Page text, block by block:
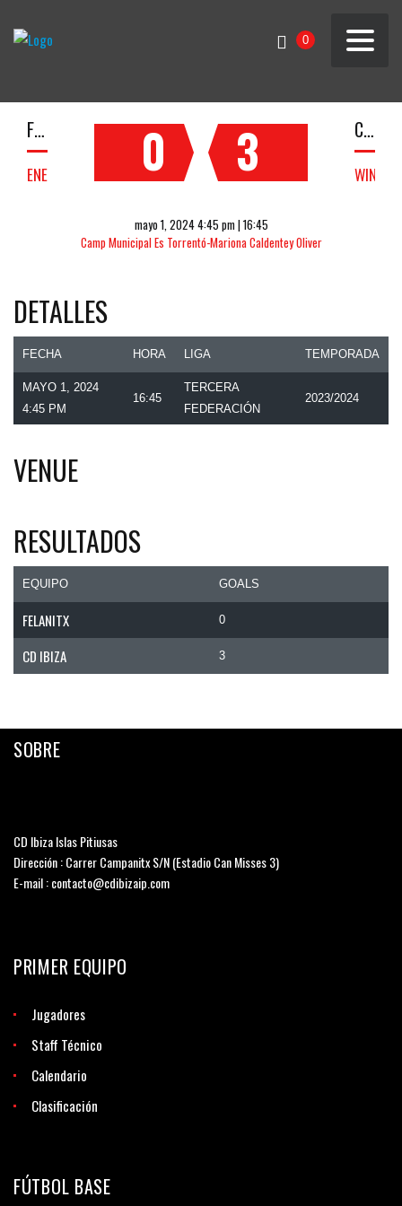
0
0
FELANITX
ENESPERA 3 CD IBIZA
WIN
mayo 1, 2024 4:45 pm | 16:45
Camp Municipal Es Torrentó-Mariona Caldentey Oliver
DETALLES
FECHA HORA LIGA TEMPORADA
MAYO 1, 2024
4:45 PM
16:45
TERCERA
FEDERACIÓN
2023/2024
VENUE
RESULTADOS
EQUIPO GOALS
FELANITX 0
CD IBIZA 3
SOBRE
CD Ibiza Islas Pitiusas
Dirección : Carrer Campanitx S/N (Estadio Can Misses 3)
E-mail : contacto@cdibizaip.com
PRIMER EQUIPO
Jugadores
Staff Técnico
Calendario
Clasificación
FÚTBOL BASE